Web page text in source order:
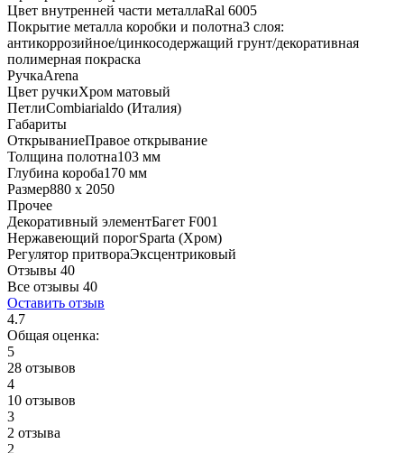
Цвет внутренней части металлаRal 6005
Покрытие металла коробки и полотна3 слоя:
антикоррозийное/цинкосодержащий грунт/декоративная
полимерная покраска
РучкаArena
Цвет ручкиХром матовый
ПетлиCombiarialdo (Италия)
Габариты
ОткрываниеПравое открывание
Толщина полотна103 мм
Глубина короба170 мм
Размер880 x 2050
Прочее
Декоративный элементБагет F001
Нержавеющий порогSparta (Хром)
Регулятор притвораЭксцентриковый
Отзывы 40
Все отзывы 40
Оставить отзыв
4.7
Общая оценка:
5
28 отзывов
4
10 отзывов
3
2 отзыва
2